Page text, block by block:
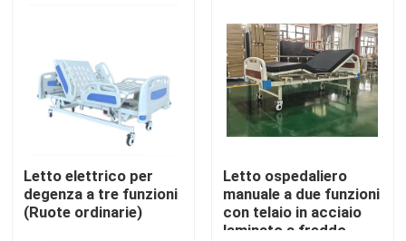
Letto elettrico per
degenza a tre funzioni
(Ruote ordinarie)
Letto ospedaliero
manuale a due funzioni
con telaio in acciaio
laminato a freddo